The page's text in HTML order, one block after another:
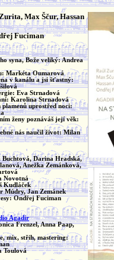
Max Ščur, Hassan
Fuciman
syna, Bože veliký: Andrea
Markéta Oumarová
v kanálu a jsi šťastný:
Eva Strnadová
Karolina Strnadová
plamenů uprostřed noci:
ženy poznáváš její věk:
nás naučil život: Milan
Buchtová, Darina Hradská,
Anežka Zemánková,
Novotná
Kudláček
Múdry, Jan Zemánek
Ondřej Fuciman
Agadir
Frenzel, Anna Paap,
mix, střih, mastering:
Toulová